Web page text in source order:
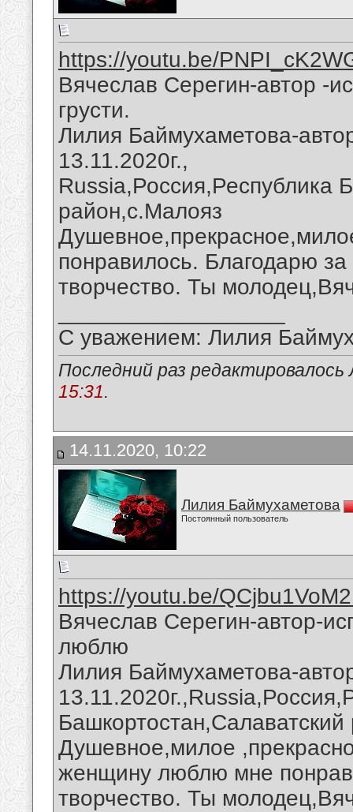
https://youtu.be/
Вячеслав Серегин-автор -
грусти.
Лилия Баймухаметова-
13.11.2020г.,
Russia,Россия,Республика
район,с.Малояз
понравилось. Благодарю
творчество. Ты
С уважением: Лилия
Последний раз
15:31.
14.11.2020, 10:22
Лилия Баймухаметова
Постоянный пользователь
https://youtu.be/
Вячеслав Серегин-автор-
люблю
Лилия Баймухаметова-
Душевное,милое
женщину люблю мне
творчество. Ты